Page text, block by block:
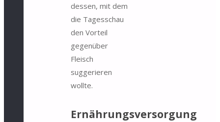
dessen, mit dem
die Tagesschau
den Vorteil
gegenüber
Fleisch
suggerieren
wollte.
Ernährungsversorgung